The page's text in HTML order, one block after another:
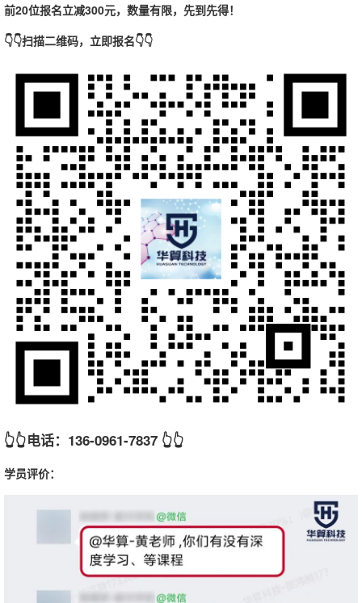
前20位报名立减300元，数量有限，先到先得！
👇👇扫描二维码，立即报名👇👇
👆👆电话：136-0961-7837 👆👆
学员评价：